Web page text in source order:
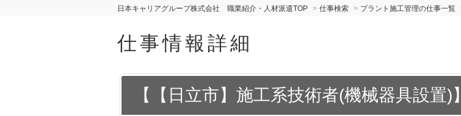
日本キャリアグループ株式会社 職業紹介・人材派遣TOP 仕事検索 プラント施工管理の仕事一覧
仕事情報詳細
【【日立市】施工系技術者(機械器具設置)】